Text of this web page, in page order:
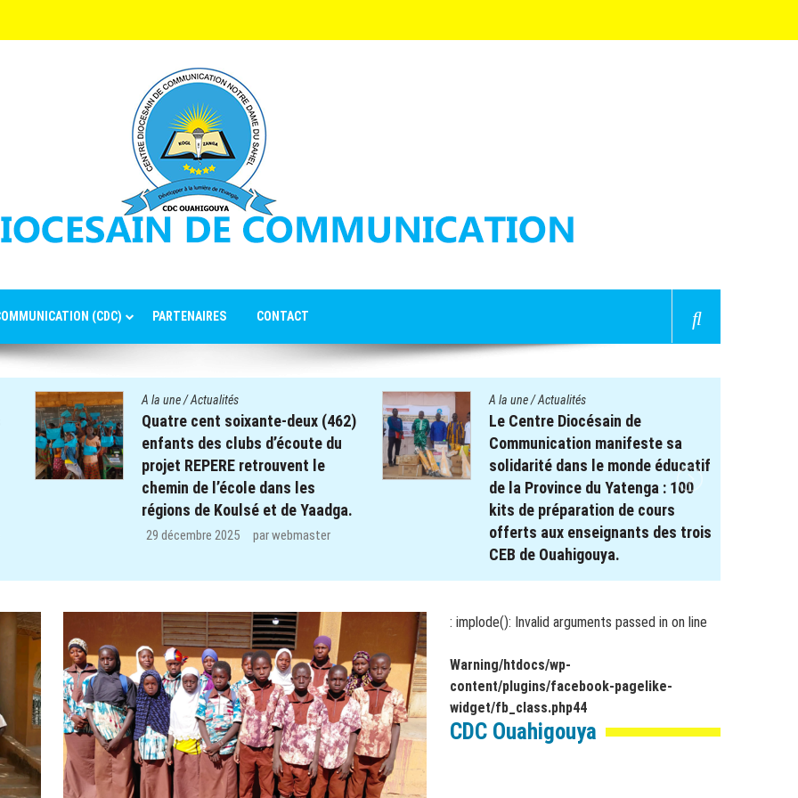
(CDC) PARTENAIRES CONTACT
A la une/Actualités
Le Centre Diocésain de
Communication manifeste sa
solidarité dans le monde éducatif
de la Province du Yatenga : 100
kits de préparation de cours
offerts aux enseignants des trois
26 décembre 2025 parwebmaster
A la une/Actualités
Le projet REPERE soutient le
système éducatif : Remise de
Kits scolaires aux élèves à
besoin spécifique dans les
régions de Koulsé et du Yaadga .
17 novembre 2025 parwebmaster
: implode(): Invalid arguments passed in on line
Warning/htdocs/wp-
content/plugins/facebook-pagelike-
widget/fb_class.php44
CDC Ouahigouya